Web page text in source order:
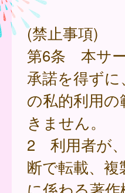
(禁止事項)
第6条 本サ
承諾を得ず
の私的利用
きません。
2 利用者が
断で転載、